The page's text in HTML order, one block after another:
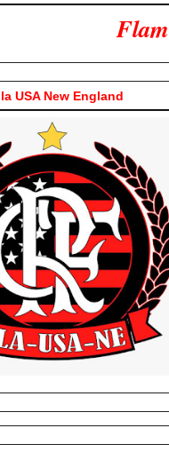
x São
USA New England